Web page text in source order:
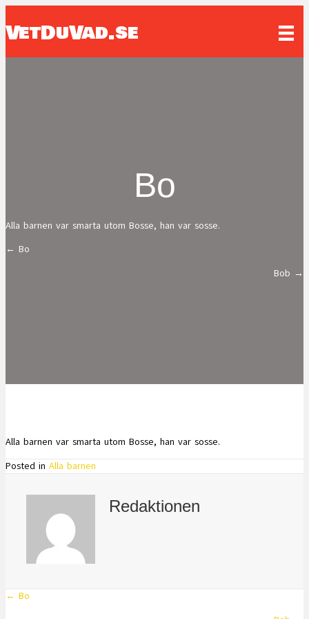
VetDuVad.se
Bo
Alla barnen var smarta utom Bosse, han var sosse.
Posts
← Bo
Bob →
Alla barnen var smarta utom Bosse, han var sosse.
Posted in Alla barnen
Redaktionen
Posts
← Bo